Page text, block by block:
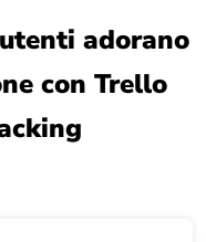
adorano
con Trello